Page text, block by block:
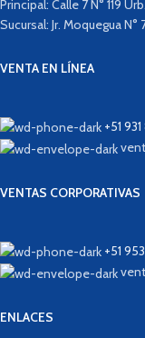
Principal: Calle 7 N° 119
Sucursal: Jr. Moquegua N°
VENTA EN LÍNEA
+51
VENTAS CORPORATIVAS
+51
ENLACES